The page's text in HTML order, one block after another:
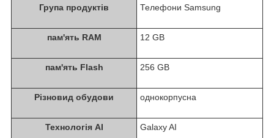
Група продуктів Телефони Samsung
пам'ять RAM 12 GB
пам'ять Flash 256 GB
Різновид обудови однокорпусна
Технологія AI Galaxy AI